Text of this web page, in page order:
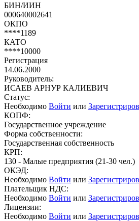
БИН/ИИН
000640002641
ОКПО
****1189
КАТО
****10000
Регистрация
14.06.2000
Руководитель:
ИСАЕВ АРНУР КАЛИЕВИЧ
Статус:
Необходимо Войти или
КОПФ:
Государственное учреждение
Форма собственности:
Государственная собственность
КРП:
130 - Малые предприятия (21-30 чел.)
ОКЭД:
Необходимо Войти или
Плательщик НДС:
Необходимо Войти или
Лицензии:
Необходимо Войти или